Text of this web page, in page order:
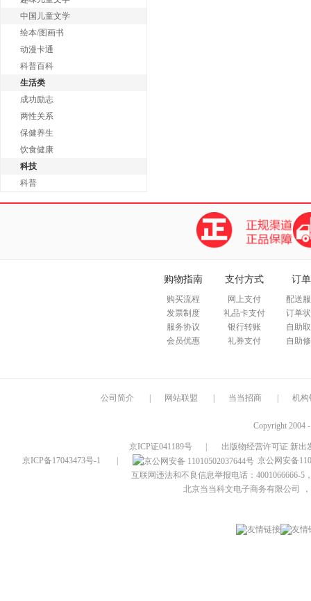
中国儿童文学
绘本/图画书
动漫卡通
科普百科
生活类
成功励志
两性关系
保健养生
饮食健康
科技
科普
购物指南
购买流程
发票制度
服务协议
会员优惠
支付方式
网上支付
礼品卡支付
银行转账
礼券支付
订
配送
订单
自助
自助
公司简介 网站联盟 当当招商 机构
Copyright 2004
京ICP证041189号
出版物经营许可证 新出
京ICP备17043473号-1
京公网安备
互联网违法和不良信息举报电话：4001066666-5
北京当当科文电子商务有限公司